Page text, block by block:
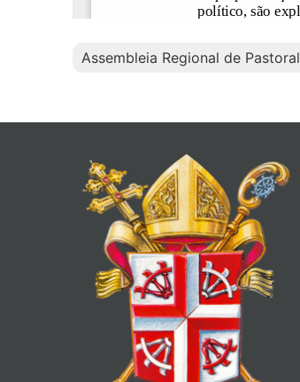
Assembleia Regional de Pastoral